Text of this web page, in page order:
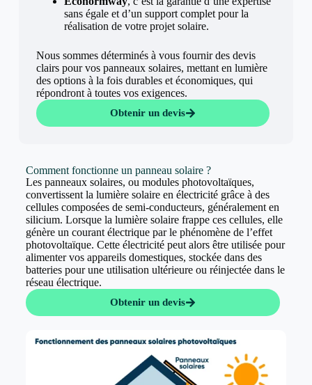
sans égale et d’un support complet pour la
réalisation de votre projet solaire.
Nous sommes déterminés à vous fournir des devis
clairs pour vos panneaux solaires, mettant en lumière
des options à la fois durables et économiques, qui
répondront à toutes vos exigences.
Obtenir un devis
Comment fonctionne un panneau solaire ?
Les panneaux solaires, ou modules photovoltaïques,
convertissent la lumière solaire en électricité grâce à des
cellules composées de semi-conducteurs, généralement en
silicium. Lorsque la lumière solaire frappe ces cellules, elle
génère un courant électrique par le phénomène de l’effet
photovoltaïque. Cette électricité peut alors être utilisée pour
alimenter vos appareils domestiques, stockée dans des
batteries pour une utilisation ultérieure ou réinjectée dans le
réseau électrique.
Obtenir un devis